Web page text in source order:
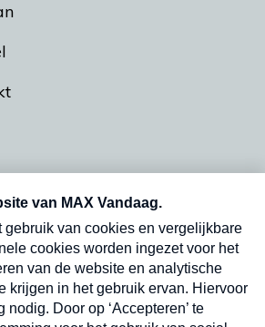
en dinsdagochtend in
Verzend